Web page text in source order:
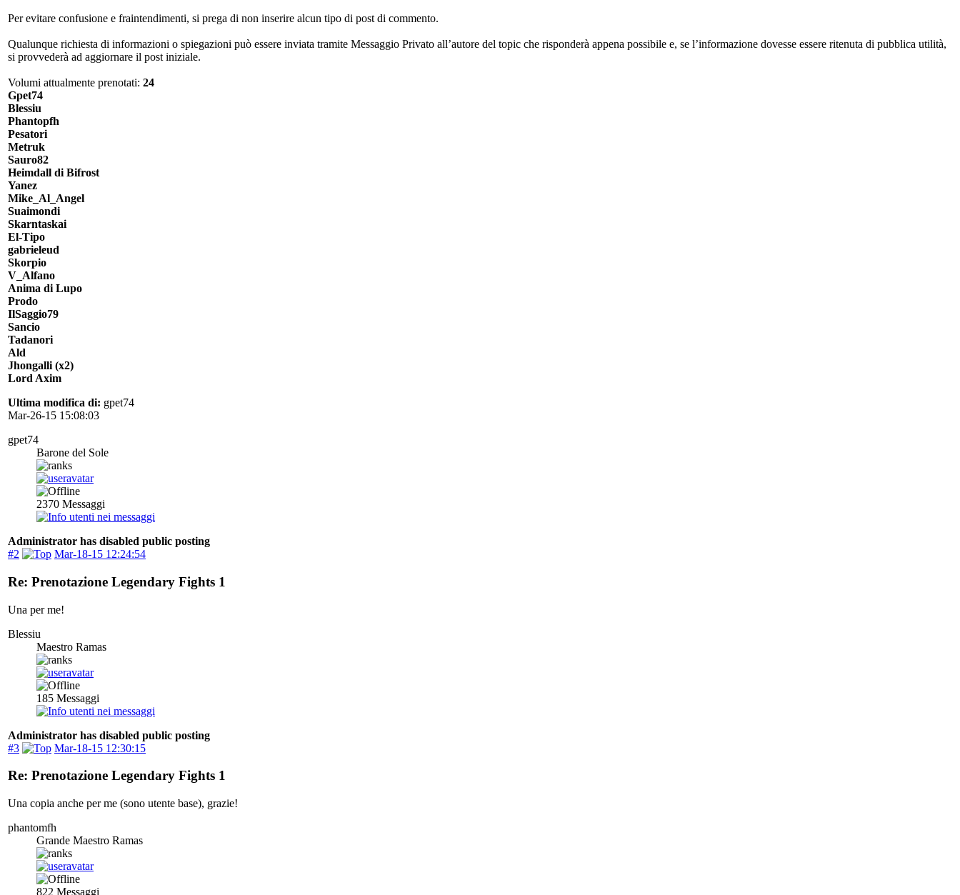
Per evitare confusione e fraintendimenti, si prega di non inserire alcun tipo di post di commento.
Qualunque richiesta di informazioni o spiegazioni può essere inviata tramite Messaggio Privato all’autore del topic che risponderà appena possibile e, se l’informazione dovesse essere ritenuta di pubblica utilità,
si provvederà ad aggiornare il post iniziale.
Volumi attualmente prenotati: 24
Gpet74
Blessiu
Phantopfh
Pesatori
Metruk
Sauro82
Heimdall di Bifrost
Yanez
Mike_Al_Angel
Suaimondi
Skarntaskai
El-Tipo
gabrieleud
Skorpio
V_Alfano
Anima di Lupo
Prodo
IlSaggio79
Sancio
Tadanori
Ald
Jhongalli (x2)
Lord Axim
Ultima modifica di: gpet74
Mar-26-15 15:08:03
gpet74
Barone del Sole
2370 Messaggi
Administrator has disabled public posting
#2
Mar-18-15 12:24:54
Re: Prenotazione Legendary Fights 1
Una per me!
Blessiu
Maestro Ramas
185 Messaggi
Administrator has disabled public posting
#3
Mar-18-15 12:30:15
Re: Prenotazione Legendary Fights 1
Una copia anche per me (sono utente base), grazie!
phantomfh
Grande Maestro Ramas
822 Messaggi